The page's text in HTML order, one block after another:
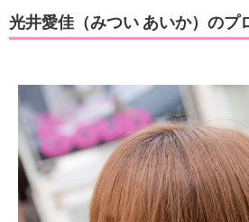
光井愛佳（みつい あいか）のプ